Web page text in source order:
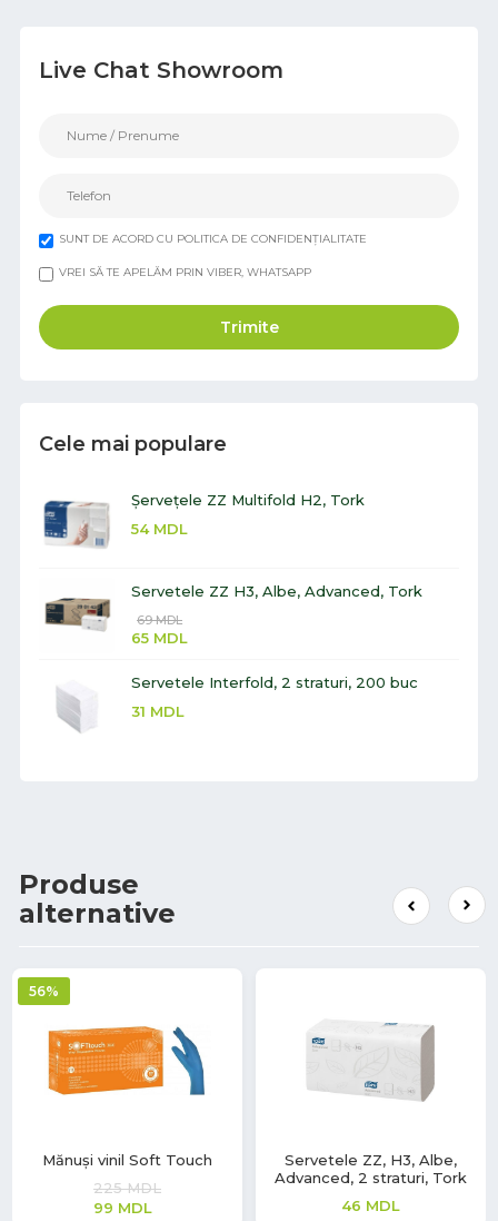
Live Chat Showroom
SUNT DE ACORD CU POLITICA DE CONFIDENȚIALITATE
VREI SĂ TE APELĂM PRIN VIBER, WHATSAPP
Trimite
Cele mai populare
Șervețele ZZ Multifold H2, Tork
54 MDL
Servetele ZZ H3, Albe, Advanced, Tork
69MDL
65 MDL
Servetele Interfold, 2 straturi, 200 buc
31 MDL
Produse
alternative
56%
Mănuși vinil Soft Touch
225MDL
99 MDL
Servetele ZZ, H3, Albe,
Advanced, 2 straturi, Tork
46 MDL